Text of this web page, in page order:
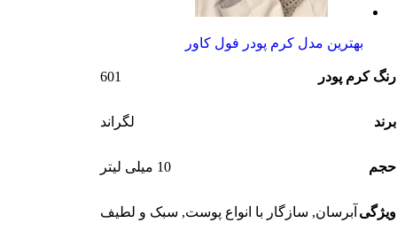
بهترین مدل کرم پودر فول کاور
رنگ کرم پودر 601
برند لگراند
حجم 10 میلی لیتر
ویژگی آبرسان, سازگار با انواع پوست‌, سبک و لطیف